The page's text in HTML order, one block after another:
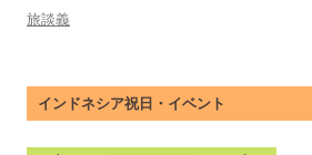
旅談義
インドネシア祝日・イベント